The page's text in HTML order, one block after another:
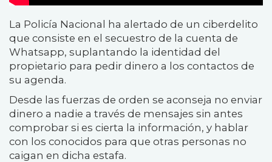
La Policía Nacional ha alertado de un ciberdelito
que consiste en el secuestro de la cuenta de
Whatsapp, suplantando la identidad del
propietario para pedir dinero a los contactos de
su agenda.
Desde las fuerzas de orden se aconseja no enviar
dinero a nadie a través de mensajes sin antes
comprobar si es cierta la información, y hablar
con los conocidos para que otras personas no
caigan en dicha estafa.